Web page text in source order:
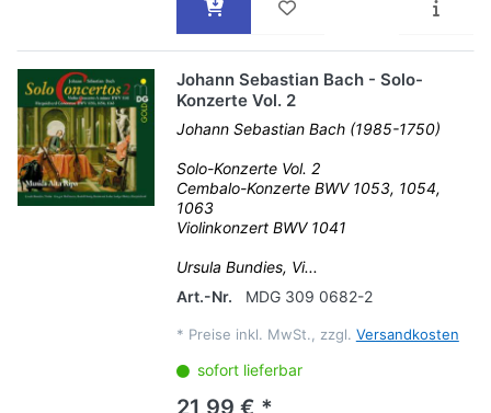
Johann Sebastian Bach - Solo-
Konzerte Vol. 2
Johann Sebastian Bach (1985-1750)
Solo-Konzerte Vol. 2
Cembalo-Konzerte BWV 1053, 1054,
1063
Violinkonzert BWV 1041
Ursula Bundies, Vi...
Art.-Nr.
MDG 309 0682-2
* Preise inkl. MwSt., zzgl. Versandkosten
sofort lieferbar
21,99 € *